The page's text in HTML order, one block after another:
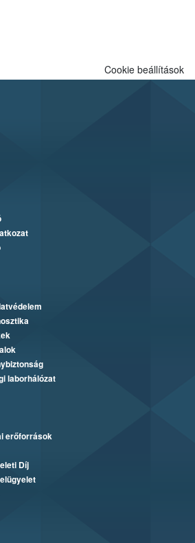
Oktatási Programja összegyűjtötte a
Cookie beállítások
laborhálózat
erőforrások
Díj